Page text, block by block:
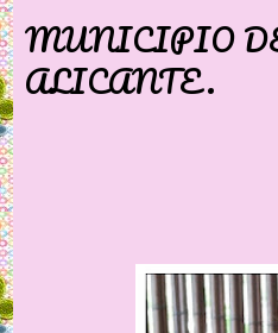
MUNICIPIO
ALICANTE.